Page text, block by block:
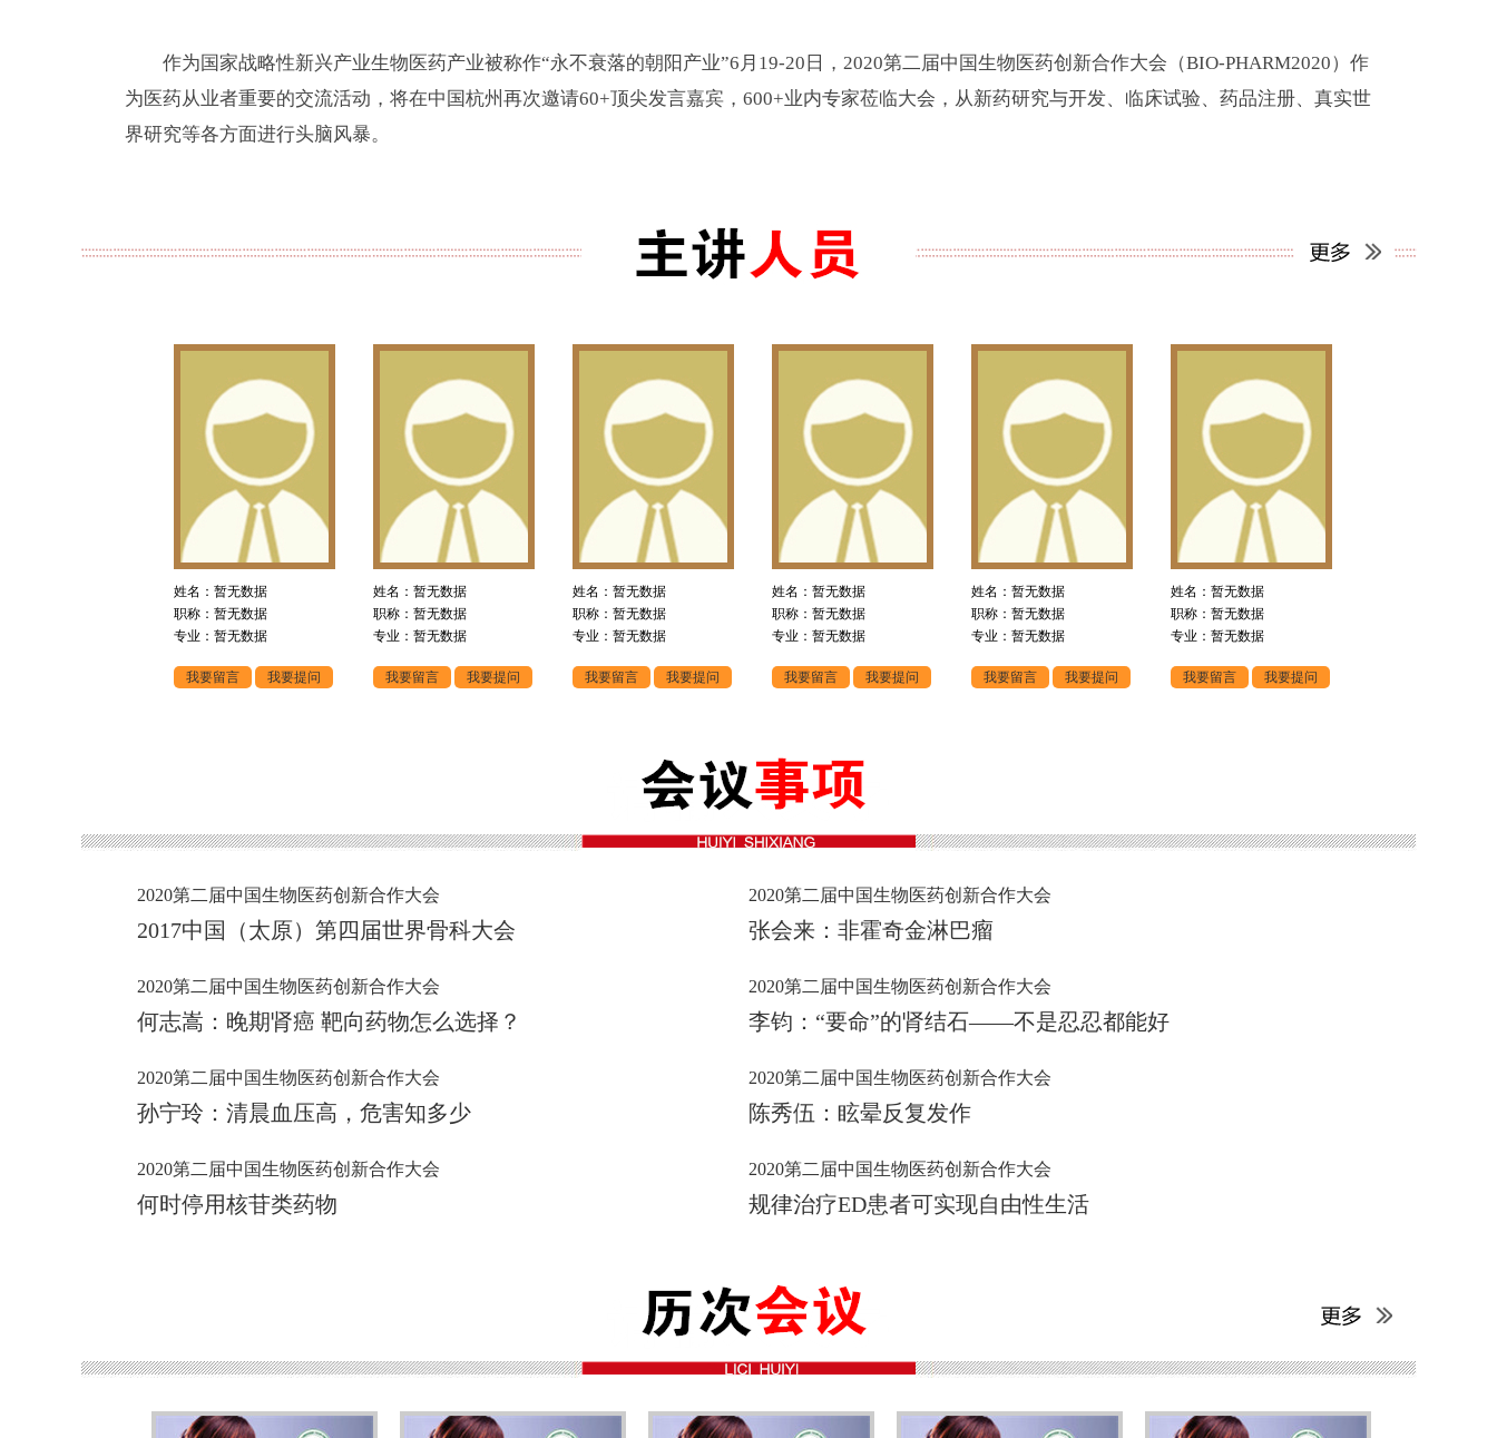
作为国家战略性新兴产业生物医药产业被称作“永不衰落的朝阳产业”6月19-20日，2020第二届中国生物医药创新合作大会（BIO-PHARM2020）作
为医药从业者重要的交流活动，将在中国杭州再次邀请60+顶尖发言嘉宾，600+业内专家莅临大会，从新药研究与开发、临床试验、药品注册、真实世
界研究等各方面进行头脑风暴。
姓名：暂无数据
职称：暂无数据
专业：暂无数据
我要留言 我要提问
姓名：暂无数据
职称：暂无数据
专业：暂无数据
我要留言 我要提问
姓名：暂无数据
职称：暂无数据
专业：暂无数据
我要留言 我要提问
姓名：暂无数据
职称：暂无数据
专业：暂无数据
我要留言 我要提问
姓名：暂无数据
职称：暂无数据
专业：暂无数据
我要留言 我要提问
姓名：暂无数据
职称：暂无数据
专业：暂无数据
我要留言 我要提问
2020第二届中国生物医药创新合作大会
2017中国（太原）第四届世界骨科大会
2020第二届中国生物医药创新合作大会
张会来：非霍奇金淋巴瘤
2020第二届中国生物医药创新合作大会
何志嵩：晚期肾癌 靶向药物怎么选择？
2020第二届中国生物医药创新合作大会
李钧：“要命”的肾结石——不是忍忍都能好
2020第二届中国生物医药创新合作大会
孙宁玲：清晨血压高，危害知多少
2020第二届中国生物医药创新合作大会
陈秀伍：眩晕反复发作
2020第二届中国生物医药创新合作大会
何时停用核苷类药物
2020第二届中国生物医药创新合作大会
规律治疗ED患者可实现自由性生活